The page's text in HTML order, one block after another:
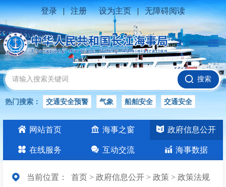
登录 | 注册 设为主页 | 无障碍阅读
搜索
热门搜索： 交通安全预警 气象 船舶安全 交通安全
水位公告 安全 交通 交通安全知识 长江
网站首页 海事之窗 政府信息公开
在线服务 互动交流 海事数据
当前位置： 首页 > 政府信息公开 > 政策 > 政策法规